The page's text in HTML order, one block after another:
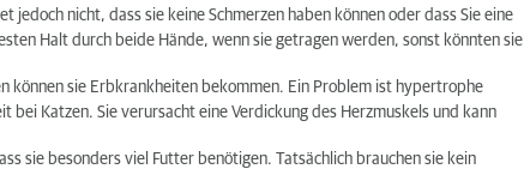
jedoch nicht, dass sie keine Schmerzen haben können oder dass Sie eine
Halt durch beide Hände, wenn sie getragen werden, sonst könnten sie
können sie Erbkrankheiten bekommen. Ein Problem ist hypertrophe
Katzen. Sie verursacht eine Verdickung des Herzmuskels und kann
sie besonders viel Futter benötigen. Tatsächlich brauchen sie kein